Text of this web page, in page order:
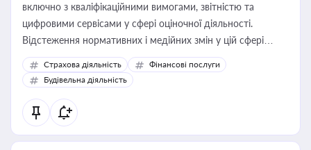
включно з кваліфікаційними вимогами, звітністю та
цифровими сервісами у сфері оціночної діяльності.
Відстеження нормативних і медійних змін у цій сфері
корисне для власника бізнесу, керівника, юриста або
бухгалтера під час оподаткування, приватизації, оренди
державного майна, корпоративних угод і перевірки
статусу суб'єктів оціночної діяльності
Страхова діяльність
Фінансові послуги
Будівельна діяльність